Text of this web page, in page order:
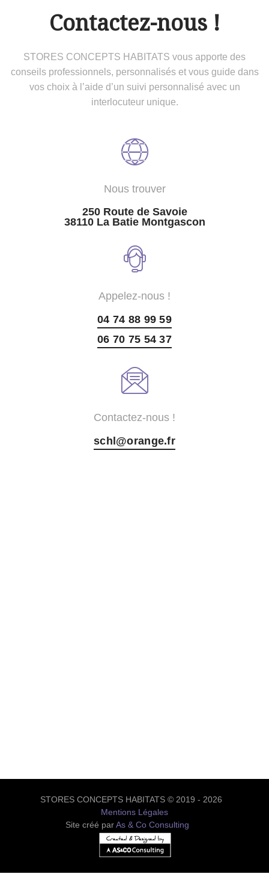
Contactez-nous !
STORES CONCEPTS HABITATS vous apporte des
conseils professionnels, personnalisés et vous guide dans
vos choix à l’aide d’un suivi personnalisé avec un
interlocuteur unique.
Nous trouver
250 Route de Savoie
38110 La Batie Montgascon
Appelez-nous !
04 74 88 99 59
06 70 75 54 37
Contactez-nous !
schl@orange.fr
STORES CONCEPTS HABITATS © 2019 - 2026
Mentions Légales
Site créé parAs & Co Consulting